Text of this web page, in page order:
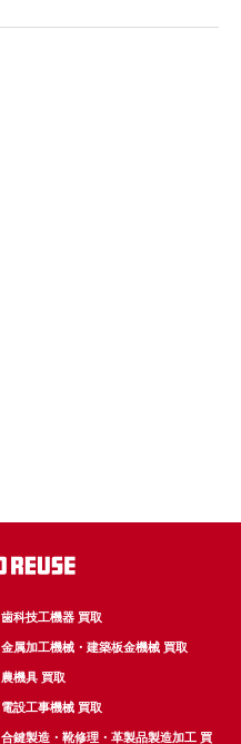
歯科技工機器 買取
金属加工機械・建築板金機械 買取
農機具 買取
電設工事機械 買取
合鍵製造・靴修理・革製品製造加工 買